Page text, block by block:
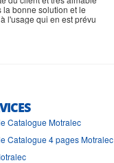
Catalogue Motralec
Catalogue 4 pages Motralec